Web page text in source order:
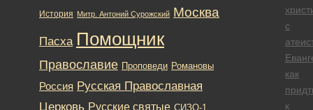
с
как
к
История Митр. Антоний Сурожский Москва
Пасха Помощник
Православие Проповеди Романовы
Россия Русская Православная
Церковь Русские святые СИЗО-1